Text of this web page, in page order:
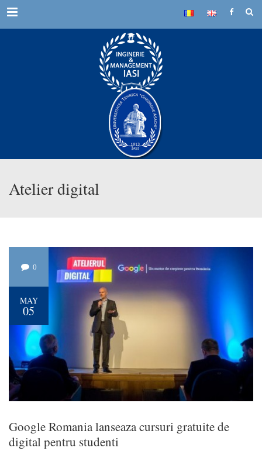
Menu
Atelier digital
0
MAY
05
Google Romania lanseaza cursuri gratuite de
digital pentru studenti